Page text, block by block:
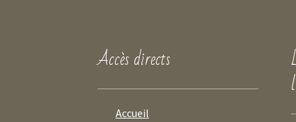
Accès directs
Accueil